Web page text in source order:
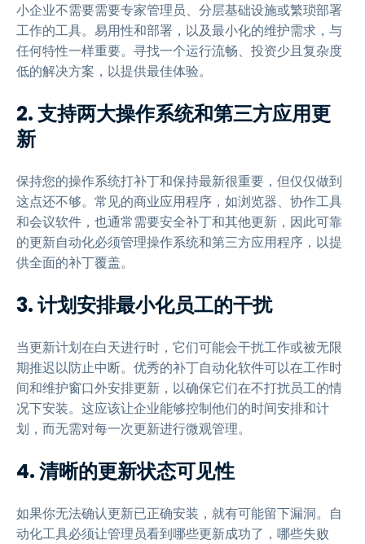
小企业不需要需要专家管理员、分层基础设施或繁琐部署
工作的工具。易用性和部署，以及最小化的维护需求，与
任何特性一样重要。寻找一个运行流畅、投资少且复杂度
低的解决方案，以提供最佳体验。
2. 支持两大操作系统和第三方应用更
新
保持您的操作系统打补丁和保持最新很重要，但仅仅做到
这点还不够。常见的商业应用程序，如浏览器、协作工具
和会议软件，也通常需要安全补丁和其他更新，因此可靠
的更新自动化必须管理操作系统和第三方应用程序，以提
供全面的补丁覆盖。
3. 计划安排最小化员工的干扰
当更新计划在白天进行时，它们可能会干扰工作或被无限
期推迟以防止中断。优秀的补丁自动化软件可以在工作时
间和维护窗口外安排更新，以确保它们在不打扰员工的情
况下安装。这应该让企业能够控制他们的时间安排和计
划，而无需对每一次更新进行微观管理。
4. 清晰的更新状态可见性
如果你无法确认更新已正确安装，就有可能留下漏洞。自
动化工具必须让管理员看到哪些更新成功了，哪些失败